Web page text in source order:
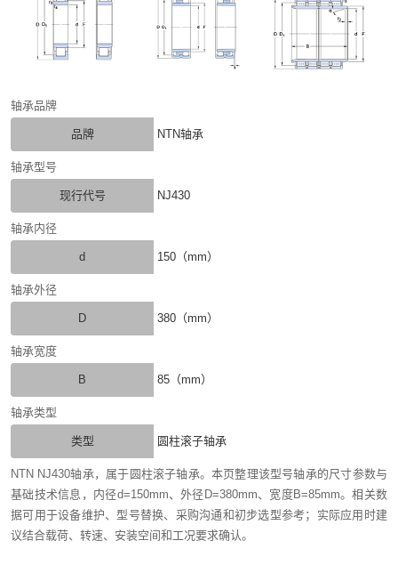
轴承品牌
品牌 NTN轴承
轴承型号
现行代号 NJ430
轴承内径
d 150（mm）
轴承外径
D 380（mm）
轴承宽度
B 85（mm）
轴承类型
类型 圆柱滚子轴承
NTN NJ430轴承，属于圆柱滚子轴承。本页整理该型号轴承的尺寸参数与
基础技术信息，内径d=150mm、外径D=380mm、宽度B=85mm。相关数
据可用于设备维护、型号替换、采购沟通和初步选型参考；实际应用时建
议结合载荷、转速、安装空间和工况要求确认。